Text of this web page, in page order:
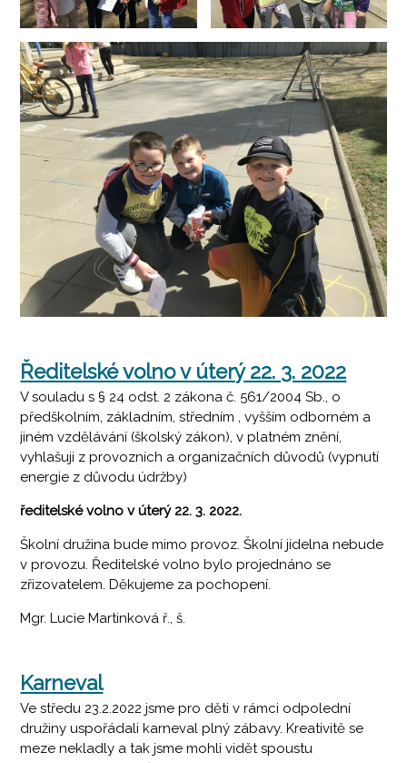
Ředitelské volno v úterý 22. 3. 2022
V souladu s § 24 odst. 2 zákona č. 561/2004 Sb., o
předškolním, základním, středním , vyšším odborném a
jiném vzdělávání (školský zákon), v platném znění,
vyhlašuji z provozních a organizačních důvodů (vypnutí
energie z důvodu údržby)
ředitelské volno v úterý 22. 3. 2022.
Školní družina bude mimo provoz. Školní jídelna nebude
v provozu. Ředitelské volno bylo projednáno se
zřizovatelem. Děkujeme za pochopení.
Mgr. Lucie Martinková ř., š.
Karneval
Ve středu 23.2.2022 jsme pro děti v rámci odpolední
družiny uspořádali karneval plný zábavy. Kreativitě se
meze nekladly a tak jsme mohli vidět spoustu